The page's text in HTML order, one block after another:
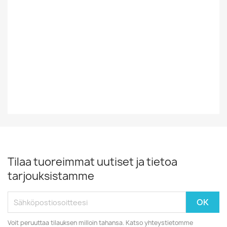
Tilaa tuoreimmat uutiset ja tietoa
tarjouksistamme
Voit peruuttaa tilauksen milloin tahansa. Katso yhteystietomme